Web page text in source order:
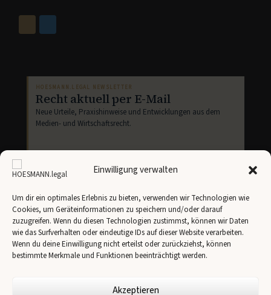
Einwilligung verwalten
Um dir ein optimales Erlebnis zu bieten, verwenden wir Technologien wie
Cookies, um Geräteinformationen zu speichern und/oder darauf
zuzugreifen. Wenn du diesen Technologien zustimmst, können wir Daten
wie das Surfverhalten oder eindeutige IDs auf dieser Website verarbeiten.
Wenn du deine Einwilligung nicht erteilst oder zurückziehst, können
bestimmte Merkmale und Funktionen beeinträchtigt werden.
Akzeptieren
HOESMANN.LEGAL NEWSLETTER
Recht aktuell per E-Mail
Neue Urteile, Praxishinweise und Entwicklungen aus dem
Medien- und Wirtschaftsrecht.
Newsletter abonnieren
Ich stimme der Übertragung meiner Angaben anBrevogemäß unserer
Datenschutzerklärung
zu.